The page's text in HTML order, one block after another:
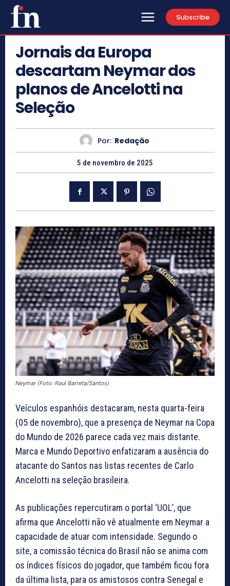
Subscribe
Jornais da Europa
descartam Neymar dos
planos de Ancelotti na
Seleção
Por: Redação
5 de novembro de 2025
Neymar (Foto: Raul Barreta/Santos)
Veículos espanhóis destacaram, nesta quarta-feira
(05 de novembro), que a presença de Neymar na Copa
do Mundo de 2026 parece cada vez mais distante.
Marca e Mundo Deportivo enfatizaram a ausência do
atacante do Santos nas listas recentes de Carlo
Ancelotti na seleção brasileira.
As publicações repercutiram o portal ‘UOL’, que
afirma que Ancelotti não vê atualmente em Neymar a
capacidade de atuar com intensidade. Segundo o
site, a comissão técnica do Brasil não se anima com
os índices físicos do jogador, que também ficou fora
da última lista, para os amistosos contra Senegal e